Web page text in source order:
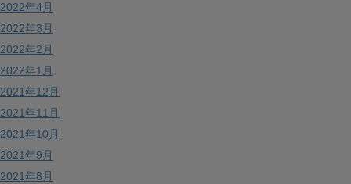
2022年4月
2022年3月
2022年2月
2022年1月
2021年12月
2021年11月
2021年10月
2021年9月
2021年8月